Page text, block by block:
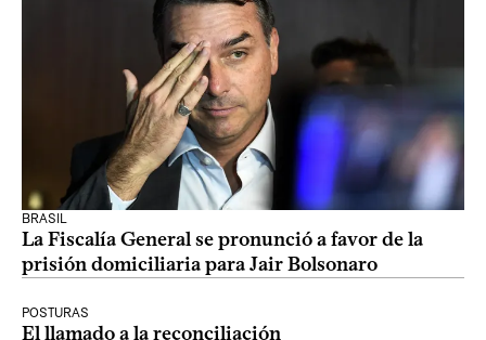
BRASIL
La Fiscalía General se pronunció a favor de la
prisión domiciliaria para Jair Bolsonaro
POSTURAS
El llamado a la reconciliación